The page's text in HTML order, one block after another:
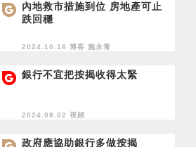
內地救市措施到位 房地產可止
跌回穩
2024.10.16 博客 施永青
銀行不宜把按揭收得太緊
2024.08.02 視頻
政府應協助銀行多做按揭